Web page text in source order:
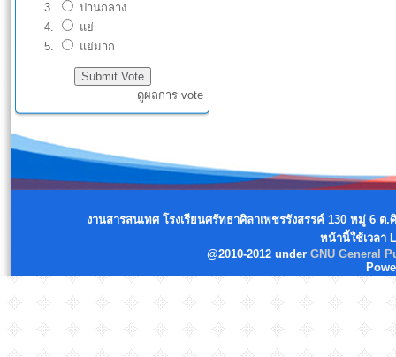
ปานกลาง
แย่
แย่มาก
ดูผลการ vote
งานสารสนเทศ โรงเรียนศรัทธาศิลาเพชรรังสรรค์ 130 หมู่ 6
หน้านี้ใช้เวลา
@2010-2012 under GNU General